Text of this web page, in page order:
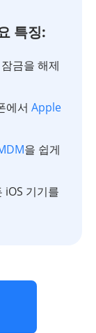
특징:
금을 해제
에서 Apple
을 쉽게
iOS 기기를